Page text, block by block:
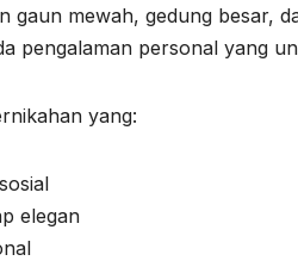
gaun mewah, gedung besar,
pengalaman personal yang
yang:
elegan